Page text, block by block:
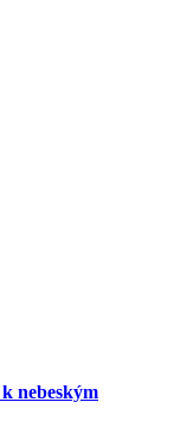
nebeským